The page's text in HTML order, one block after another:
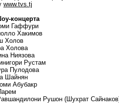
www.tvs.tj
концерта
Гаффури
Хакимов
Холов
Холова
Ниязова
Рустам
Пулодова
Шайнян
Абубакр
Рушон (Шухрат